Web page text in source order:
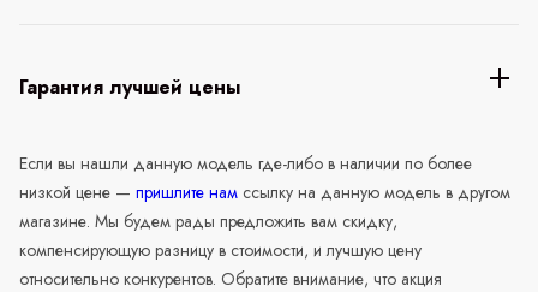
Гарантия лучшей цены
Если вы нашли данную модель где-либо в наличии по более
низкой цене — пришлите нам ссылку на данную модель в другом
магазине. Мы будем рады предложить вам скидку,
компенсирующую разницу в стоимости, и лучшую цену
относительно конкурентов. Обратите внимание, что акция